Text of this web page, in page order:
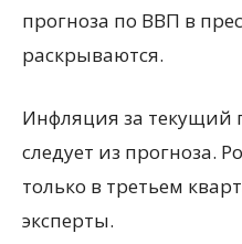
прогноза по ВВП в
раскрываются.
Инфляция за текущий
следует из прогноза.
только в третьем
эксперты.